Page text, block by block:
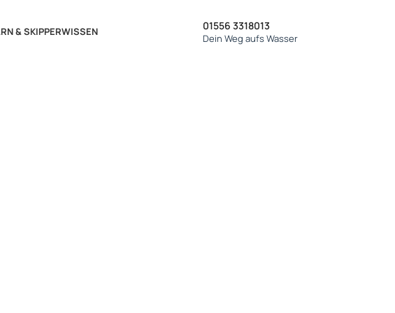
& SKIPPERWISSEN 01556 3318013
Dein Weg aufs Wasser
in